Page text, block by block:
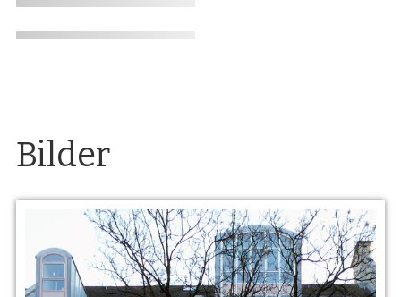
Bilder